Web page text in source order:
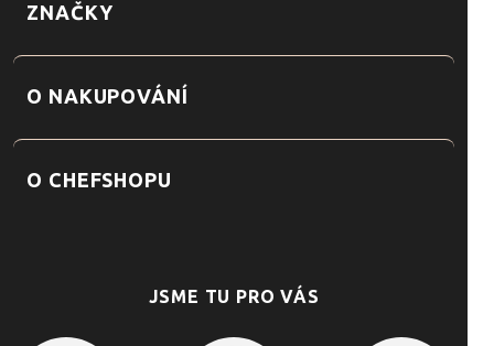
ZNAČKY
O NAKUPOVÁNÍ
O CHEFSHOPU
JSME TU PRO VÁS